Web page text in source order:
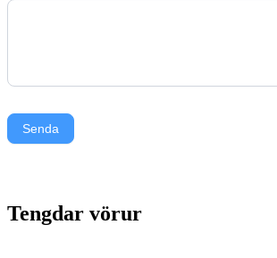
Senda
Tengdar vörur